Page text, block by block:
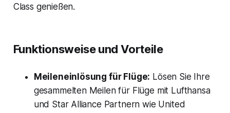
Class genießen.
Funktionsweise und Vorteile
Meileneinlösung für Flüge: Lösen Sie Ihre
gesammelten Meilen für Flüge mit Lufthansa
und Star Alliance Partnern wie United